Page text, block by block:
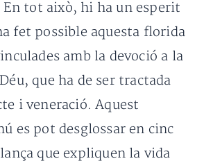
tot això, hi ha un esperit
fet possible aquesta florida
amb la devoció a la
que ha de ser tractada
i veneració. Aquest
es pot desglossar en cinc
que expliquen la vida